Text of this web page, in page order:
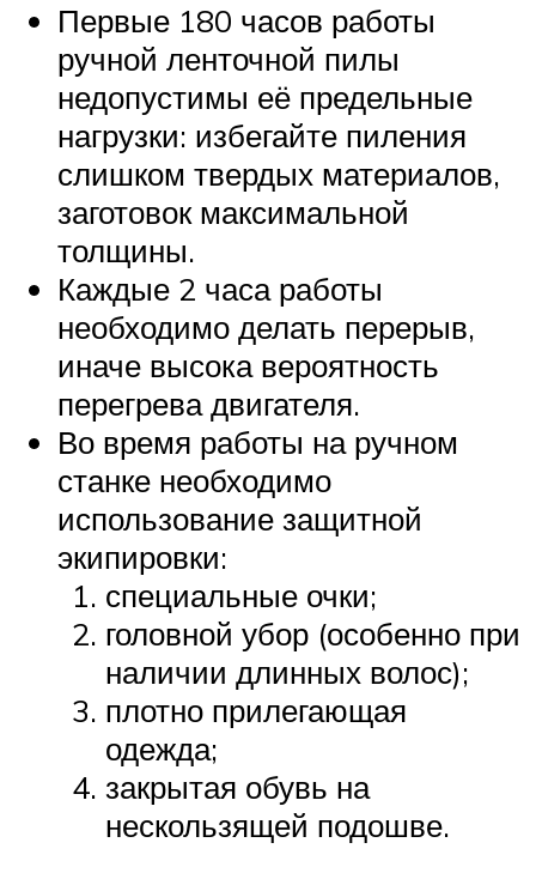
Первые 180 часов работы
ручной ленточной пилы
недопустимы её предельные
нагрузки: избегайте пиления
слишком твердых материалов,
заготовок максимальной
толщины.
Каждые 2 часа работы
необходимо делать перерыв,
иначе высока вероятность
перегрева двигателя.
Во время работы на ручном
станке необходимо
использование защитной
экипировки:
специальные очки;
головной убор (особенно при
наличии длинных волос);
плотно прилегающая
одежда;
закрытая обувь на
нескользящей подошве.